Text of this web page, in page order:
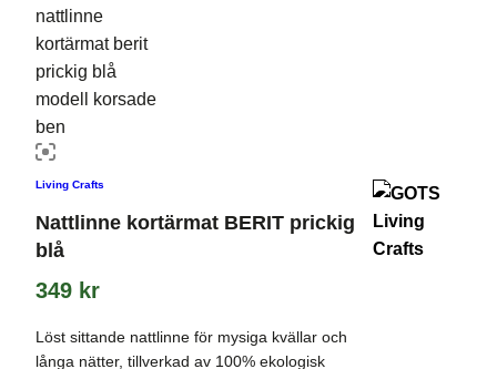
Living Crafts
Nattlinne kortärmat BERIT prickig
blå
349 kr
Löst sittande nattlinne för mysiga kvällar och
långa nätter, tillverkad av 100% ekologisk